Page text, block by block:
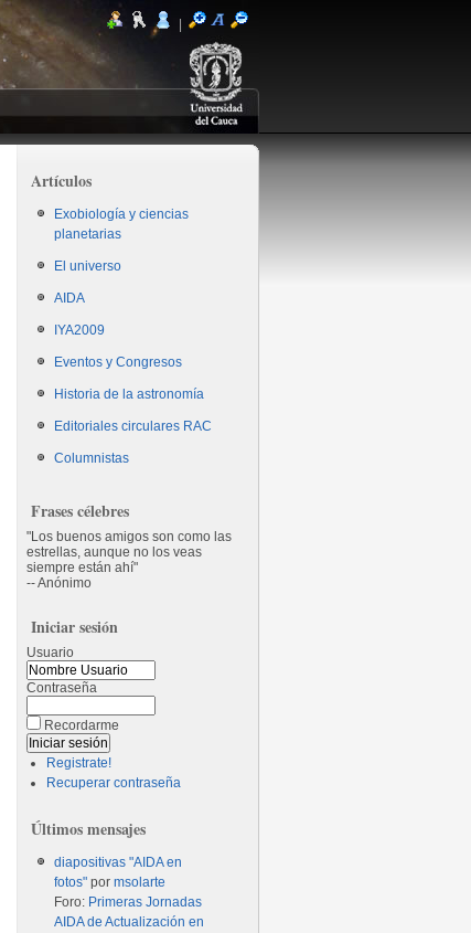
Artículos
Exobiología y ciencias
planetarias
El universo
AIDA
IYA2009
Eventos y Congresos
Historia de la astronomía
Editoriales circulares RAC
Columnistas
Frases célebres
Los buenos amigos son como las
estrellas, aunque no los veas
siempre están ahí
-- Anónimo
Iniciar sesión
Usuario
Contraseña
Recordarme
Registrate!
Recuperar contraseña
Últimos mensajes
diapositivas "AIDA en
fotos" pormsolarte
Foro: Primeras Jornadas
AIDA de Actualización en